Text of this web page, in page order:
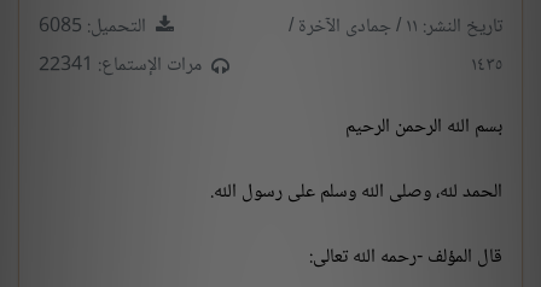
تاريخ النشر: ١١ / جمادى الآخرة /
١٤٣٥
التحميل: 6085
مرات الإستماع: 22341
بسم الله الرحمن الرحيم
الحمد لله، وصلى الله وسلم على رسول الله.
قال المؤلف -رحمه الله تعالى: